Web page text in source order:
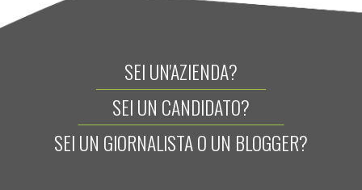
SEI UN'AZIENDA?
SEI UN CANDIDATO?
SEI UN GIORNALISTA O UN BLOGGER?